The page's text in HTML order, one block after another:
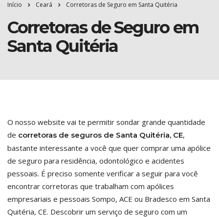
Início Ceará Corretoras de Seguro em Santa Quitéria
Corretoras de Seguro em
Santa Quitéria
O nosso website vai te permitir sondar grande quantidade
de corretoras de seguros de Santa Quitéria, CE,
bastante interessante a você que quer comprar uma apólice
de seguro para residência, odontológico e acidentes
pessoais. É preciso somente verificar a seguir para você
encontrar corretoras que trabalham com apólices
empresariais e pessoais Sompo, ACE ou Bradesco em Santa
Quitéria, CE. Descobrir um serviço de seguro com um